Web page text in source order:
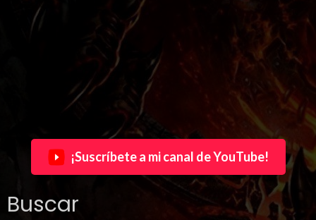
¡Suscríbete a mi canal de YouTube!
Buscar